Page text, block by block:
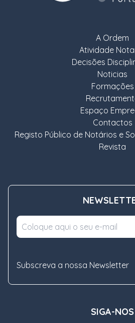
A Ordem
Atividade
Decisões
Noticias
Formações
Espaço
Contactos
Registo Público de Notários e
Revista
Subscreva a nossa Newsletter
SIGA-NOS